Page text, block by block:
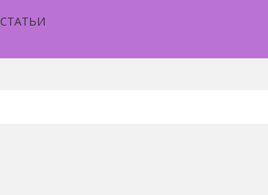
СТАТЬИ